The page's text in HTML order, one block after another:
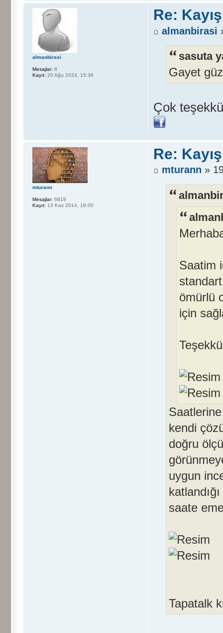
Re:
almanbirasi
sasuta
Gayet
Çok
almanbirasi
Mesajlar: 8
Kayıt: 20 Ağu 2024, 15:36
Re:
mturann »
Saatim
ömürlü
için
kendi
doğru
uygun
saate
Tapatalk
mturann
Mesajlar: 6819
Kayıt: 13 Kas 2014, 18:00